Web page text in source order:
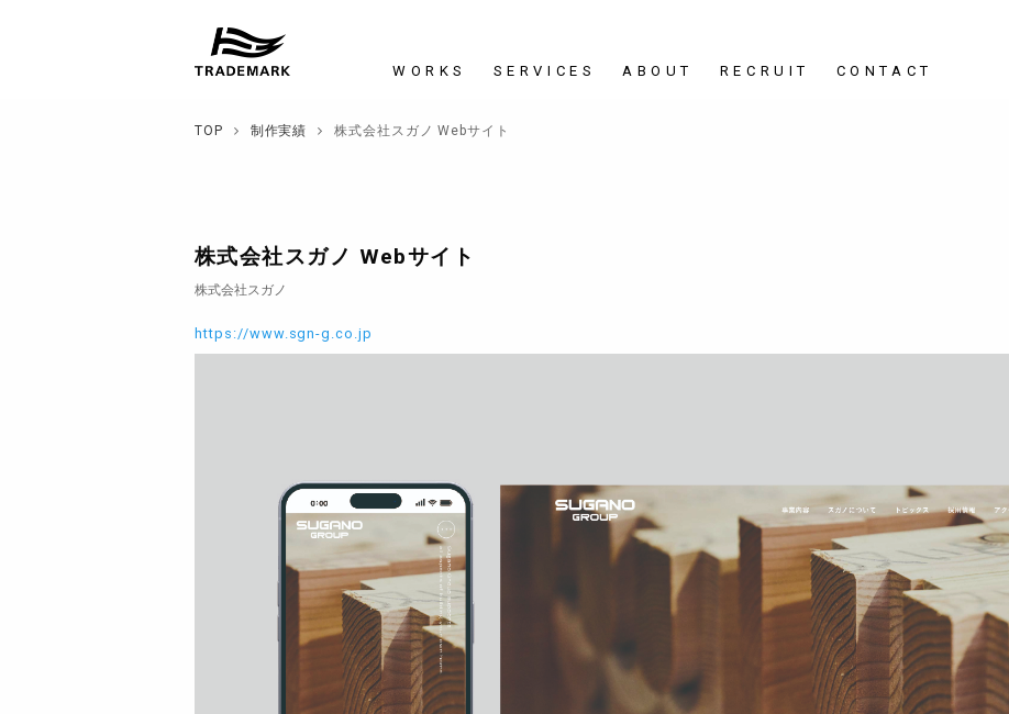
WORKS SERVICES ABOUT RECRUIT CONTACT
TOP 制作実績 株式会社スガノ Webサイト
株式会社スガノ Webサイト
株式会社スガノ
https://www.sgn-g.co.jp